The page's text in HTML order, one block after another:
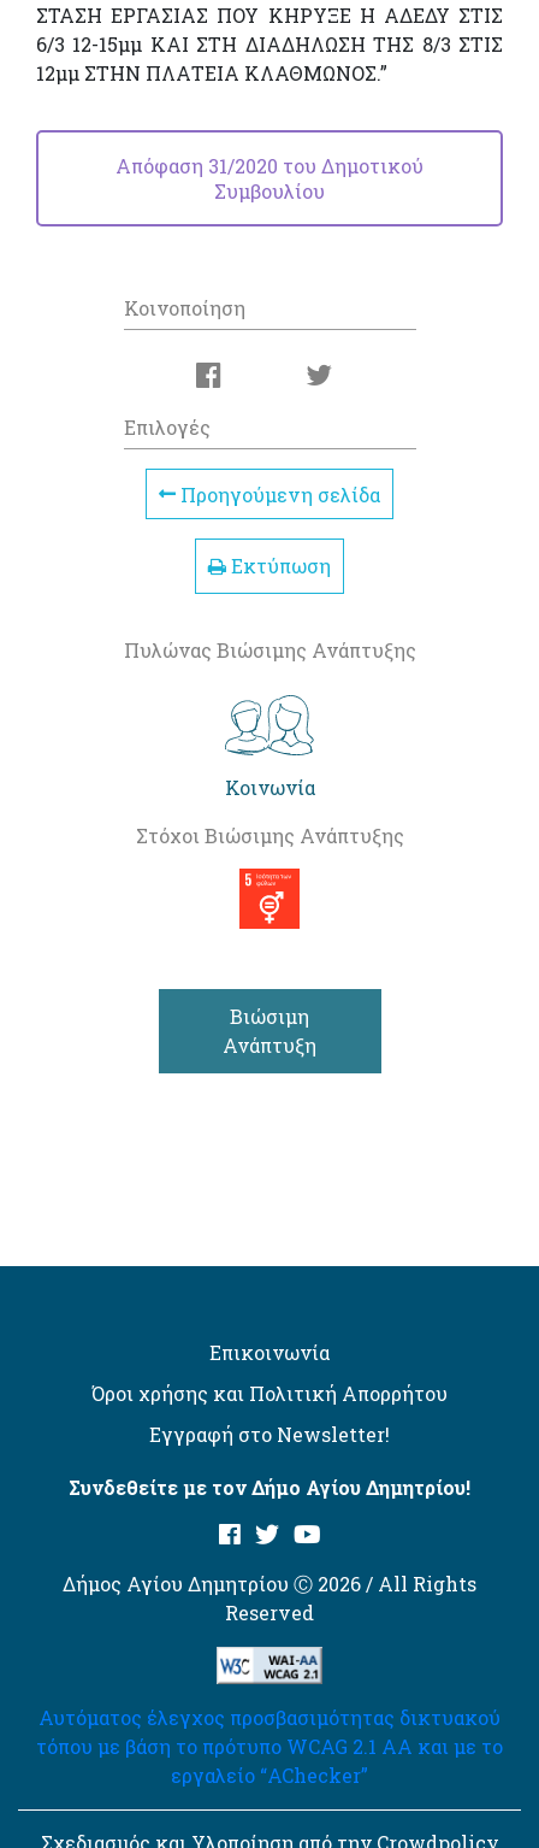
ΣΤΑΣΗ ΕΡΓΑΣΙΑΣ ΠΟΥ ΚΗΡΥΞΕ Η ΑΔΕΔΥ ΣΤΙΣ
6/3 12-15μμ ΚΑΙ ΣΤΗ ΔΙΑΔΗΛΩΣΗ ΤΗΣ 8/3 ΣΤΙΣ
12μμ ΣΤΗΝ ΠΛΑΤΕΙΑ ΚΛΑΘΜΩΝΟΣ.”
Απόφαση 31/2020 του Δημοτικού
Συμβουλίου
Κοινοποίηση
Επιλογές
Προηγούμενη σελίδα
Εκτύπωση
Πυλώνας Βιώσιμης Ανάπτυξης
Κοινωνία
Στόχοι Βιώσιμης Ανάπτυξης
Βιώσιμη
Ανάπτυξη
Επικοινωνία
Όροι χρήσης και Πολιτική Απορρήτου
Εγγραφή στο Newsletter!
Συνδεθείτε με τον Δήμο Αγίου Δημητρίου!
Δήμος Αγίου Δημητρίου Ⓒ 2026 / All Rights
Reserved
Αυτόματος έλεγχος προσβασιμότητας δικτυακού
τόπου με βάση το πρότυπο WCAG 2.1 AA και με το
εργαλείο “AChecker”
Σχεδιασμός και Υλοποίηση από την Crowdpolicy